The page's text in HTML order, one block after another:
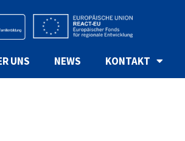
UNS NEWS KONTAKT